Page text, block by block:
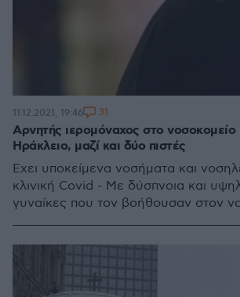
Αρνητής ιερομόναχος στο
Ηράκλειο, μαζί και δύο πιστές
Έχει υποκείμενα νοσήματα και
κλινική Covid - Με δύσπνοια και
γυναίκες που τον βοήθουσαν στον
11.12.2021, 19:46 31